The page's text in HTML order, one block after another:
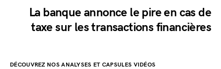
La banque annonce le pire en cas de
taxe sur les transactions financières
DÉCOUVREZ NOS ANALYSES ET CAPSULES VIDÉOS